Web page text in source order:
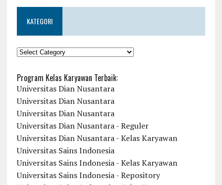
KATEGORI
KATEGORI
Program Kelas Karyawan Terbaik:
Universitas Dian Nusantara
Universitas Dian Nusantara
Universitas Dian Nusantara
Universitas Dian Nusantara - Reguler
Universitas Dian Nusantara - Kelas Karyawan
Universitas Sains Indonesia
Universitas Sains Indonesia - Kelas Karyawan
Universitas Sains Indonesia - Repository